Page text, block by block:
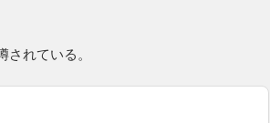
れている。